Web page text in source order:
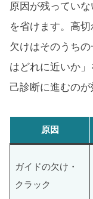
原因が残ってい
を省けます。高
欠けはそのうち
はどれに近いか
己診断に進むのが
原因
ガイドの欠け・
クラック